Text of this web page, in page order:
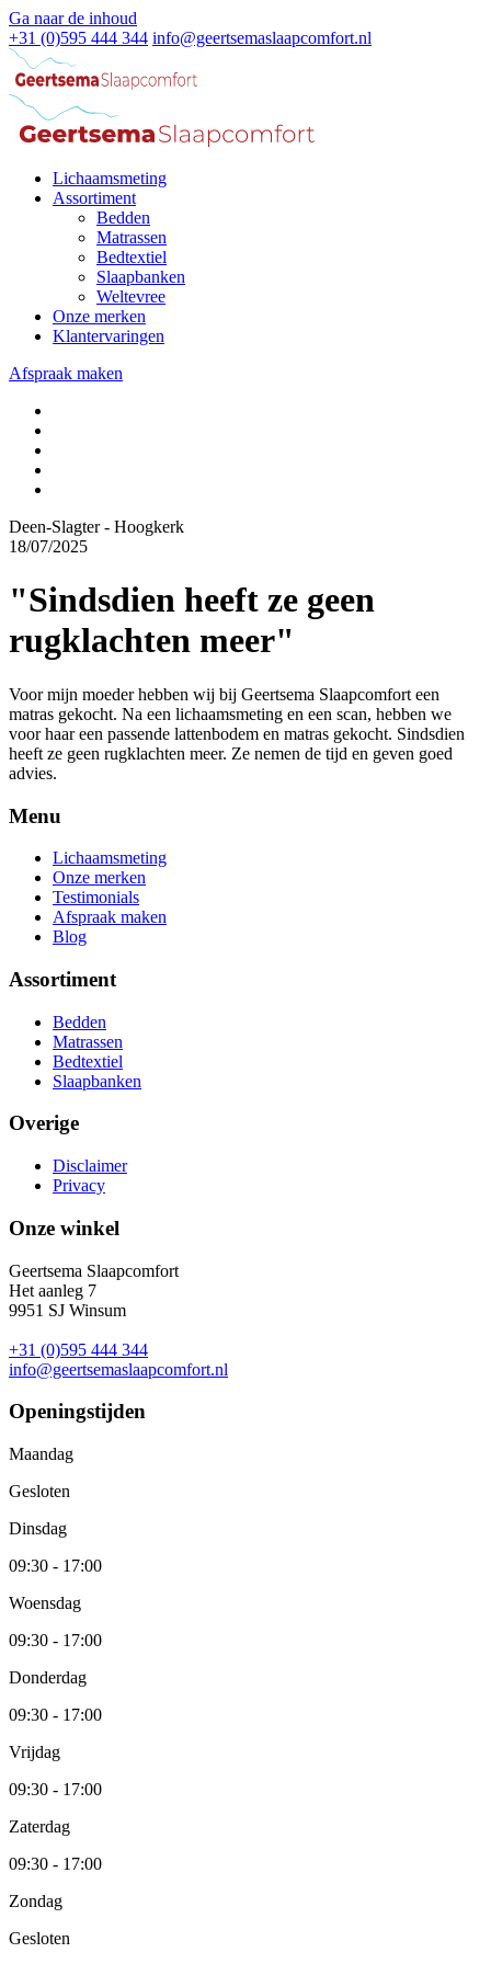
Ga naar de inhoud
+31 (0)595 444 344 info@geertsemaslaapcomfort.nl
Lichaamsmeting
Assortiment
Bedden
Matrassen
Bedtextiel
Slaapbanken
Weltevree
Onze merken
Klantervaringen
Afspraak maken
Deen-Slagter - Hoogkerk
18/07/2025
"Sindsdien heeft ze geen
rugklachten meer"
Voor mijn moeder hebben wij bij Geertsema Slaapcomfort een
matras gekocht. Na een lichaamsmeting en een scan, hebben we
voor haar een passende lattenbodem en matras gekocht. Sindsdien
heeft ze geen rugklachten meer. Ze nemen de tijd en geven goed
advies.
Menu
Lichaamsmeting
Onze merken
Testimonials
Afspraak maken
Blog
Assortiment
Bedden
Matrassen
Bedtextiel
Slaapbanken
Overige
Disclaimer
Privacy
Onze winkel
Geertsema Slaapcomfort
Het aanleg 7
9951 SJ Winsum
+31 (0)595 444 344
info@geertsemaslaapcomfort.nl
Openingstijden
Maandag
Gesloten
Dinsdag
09:30 - 17:00
Woensdag
09:30 - 17:00
Donderdag
09:30 - 17:00
Vrijdag
09:30 - 17:00
Zaterdag
09:30 - 17:00
Zondag
Gesloten